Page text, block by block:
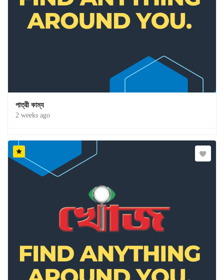
পাত্রী কাম্য
2 weeks ago